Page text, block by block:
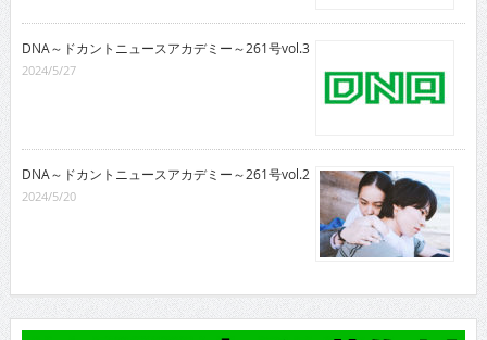
DNA～ドカントニュースアカデミー～261号vol.3
2024/5/27
DNA～ドカントニュースアカデミー～261号vol.2
2024/5/20